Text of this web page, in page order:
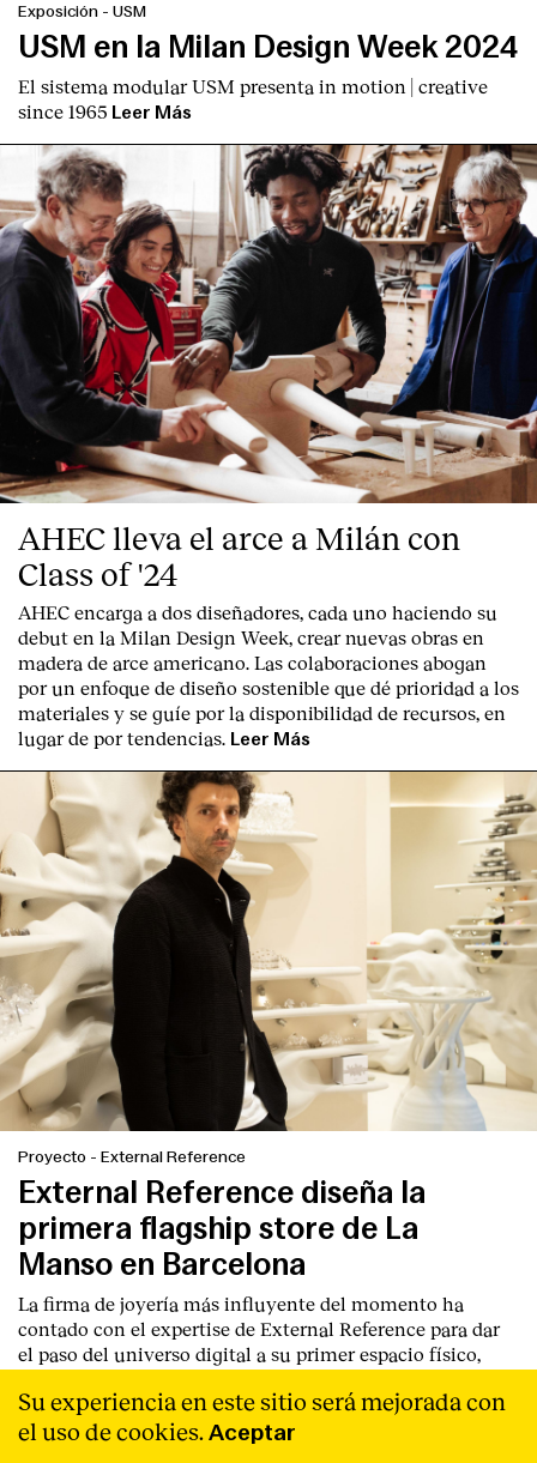
English Español Italiano Català
Exposición - USM
USM en la Milan Design Week 2024
El sistema modular USM presenta in motion | creative
since 1965 Leer Más
AHEC lleva el arce a Milán con
Class of '24
AHEC encarga a dos diseñadores, cada uno haciendo su
debut en la Milan Design Week, crear nuevas obras en
madera de arce americano. Las colaboraciones abogan
por un enfoque de diseño sostenible que dé prioridad a los
materiales y se guíe por la disponibilidad de recursos, en
lugar de por tendencias. Leer Más
Proyecto - External Reference
External Reference diseña la
primera flagship store de La
Manso en Barcelona
La firma de joyería más influyente del momento ha
contado con el expertise de External Reference para dar
el paso del universo digital a su primer espacio físico,
y memorable Leer Más
Su experiencia en este sitio será mejorada con
el uso de cookies. Aceptar